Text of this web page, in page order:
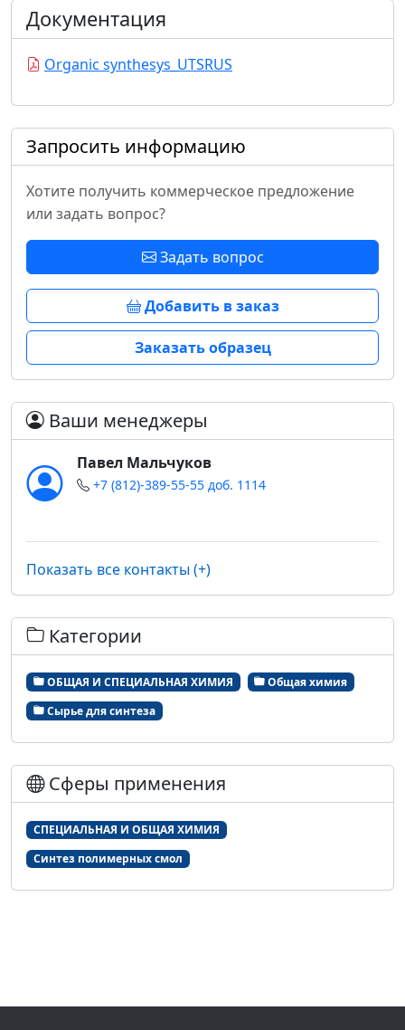
Документация
Organic synthesys_UTSRUS
Запросить информацию
Хотите получить коммерческое предложение
или задать вопрос?
Задать вопрос
Добавить в заказ
Заказать образец
Ваши менеджеры
Павел Мальчуков
+7 (812)-389-55-55 доб. 1114
Показать все контакты (+)
Категории
ОБЩАЯ И СПЕЦИАЛЬНАЯ ХИМИЯ
Общая химия
Сырье для синтеза
Сферы применения
СПЕЦИАЛЬНАЯ И ОБЩАЯ ХИМИЯ
Синтез полимерных смол